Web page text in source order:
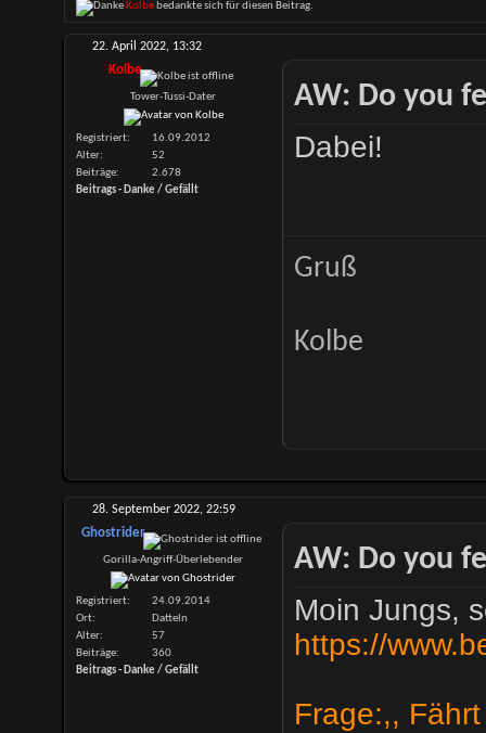
Kolbebedankte sich für diesen Beitrag.
22. April 2022, 13:32
Kolbe
Tower-Tussi-Dater
Registriert
16.09.2012
Alter
52
Beiträge
2.678
Beitrags - Danke / Gefällt
AW: Do you
Dabei!
Gruß
Kolbe
28. September 2022, 22:59
Ghostrider
Gorilla-Angriff-Überlebender
Registriert
24.09.2014
Ort
Datteln
Alter
57
Beiträge
360
Beitrags - Danke / Gefällt
AW: Do you
Moin Jungs,
https://
Frage:,,